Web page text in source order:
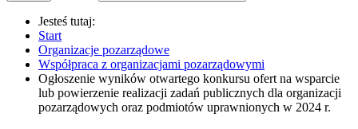
Jesteś tutaj:
Start
Organizacje pozarządowe
Współpraca z organizacjami pozarządowymi
Ogłoszenie wyników otwartego konkursu ofert na wsparcie
lub powierzenie realizacji zadań publicznych dla organizacji
pozarządowych oraz podmiotów uprawnionych w 2024 r.